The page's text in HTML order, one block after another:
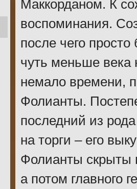
Маккорданом. К
воспоминания.
после чего
чуть меньше века
немало времени,
Фолианты.
последний из
на торги – его
Фолианты скрыты
а потом главного